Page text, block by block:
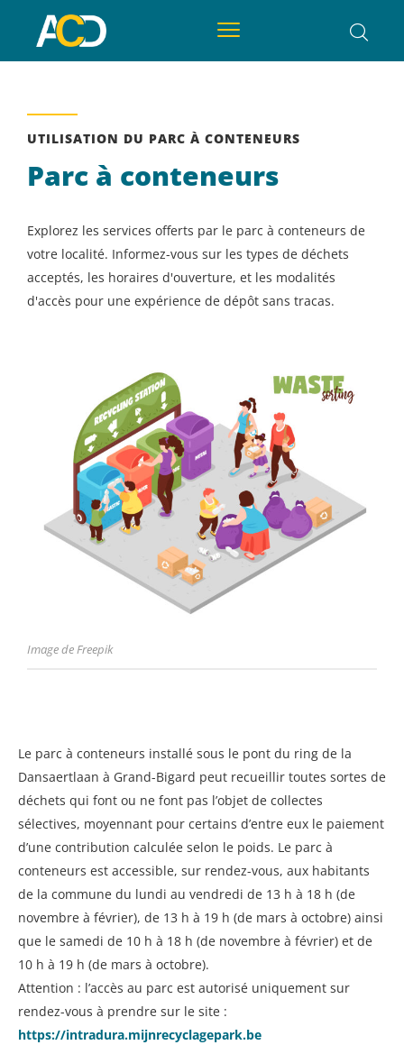
Image de Freepik
UTILISATION DU PARC À CONTENEURS
Parc à conteneurs
Explorez les services offerts par le parc à conteneurs de
votre localité. Informez-vous sur les types de déchets
acceptés, les horaires d'ouverture, et les modalités
d'accès pour une expérience de dépôt sans tracas.
Le parc à conteneurs installé sous le pont du ring de la
Dansaertlaan à Grand-Bigard peut recueillir toutes sortes de
déchets qui font ou ne font pas l’objet de collectes
sélectives, moyennant pour certains d’entre eux le paiement
d’une contribution calculée selon le poids. Le parc à
conteneurs est accessible, sur rendez-vous, aux habitants
de la commune du lundi au vendredi de 13 h à 18 h (de
novembre à février), de 13 h à 19 h (de mars à octobre) ainsi
que le samedi de 10 h à 18 h (de novembre à février) et de
10 h à 19 h (de mars à octobre).
Attention : l’accès au parc est autorisé uniquement sur
rendez-vous à prendre sur le site :
https://intradura.mijnrecyclagepark.be